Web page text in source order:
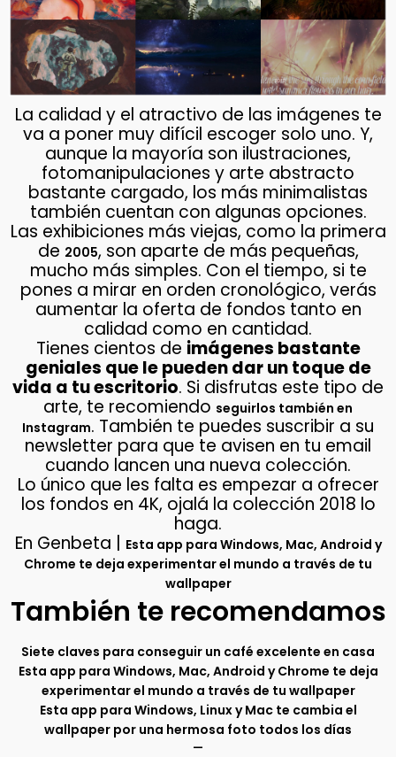
La calidad y el atractivo de las imágenes te
va a poner muy difícil escoger solo uno. Y,
aunque la mayoría son ilustraciones,
fotomanipulaciones y arte abstracto
bastante cargado, los más minimalistas
también cuentan con algunas opciones.
Las exhibiciones más viejas, como la primera
de 2005, son aparte de más pequeñas,
mucho más simples. Con el tiempo, si te
pones a mirar en orden cronológico, verás
aumentar la oferta de fondos tanto en
calidad como en cantidad.
Tienes cientos de imágenes bastante
geniales que le pueden dar un toque de
vida a tu escritorio. Si disfrutas este tipo de
arte, te recomiendo seguirlos también en
Instagram. También te puedes suscribir a su
newsletter para que te avisen en tu email
cuando lancen una nueva colección.
Lo único que les falta es empezar a ofrecer
los fondos en 4K, ojalá la colección 2018 lo
haga.
En Genbeta |
Esta app para Windows, Mac, Android y
Chrome te deja experimentar el mundo a través de tu
wallpaper
También te recomendamos
Siete claves para conseguir un café excelente en casa
Esta app para Windows, Mac, Android y Chrome te deja
experimentar el mundo a través de tu wallpaper
Esta app para Windows, Linux y Mac te cambia el
wallpaper por una hermosa foto todos los días
–